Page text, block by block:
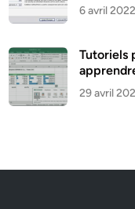
6 avril 2022
Tutoriels
29 avril